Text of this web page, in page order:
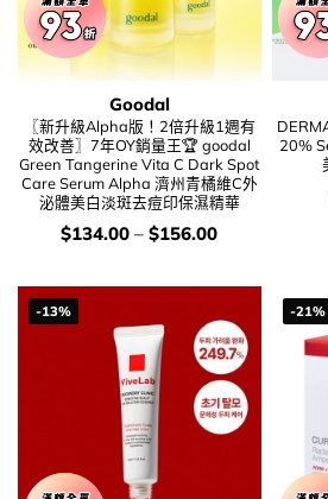
Goodal
〖新升級Alpha版！2倍升級1週有
效改善〗7年OY銷量王🏆 goodal
Green Tangerine Vita C Dark Spot
Care Serum Alpha 濟州青橘維C外
泌體美白淡斑去痘印保濕精華
價
錢：
$134.00 – $156.00
20%
-13% -21%